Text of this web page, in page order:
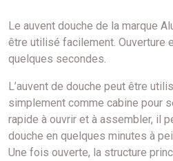
Le auvent douche de la marque
être utilisé facilement. Ouverture
quelques secondes.
L’auvent de douche peut être
simplement comme cabine pour
rapide à ouvrir et à assembler, il
douche en quelques minutes à
Une fois ouverte, la structure